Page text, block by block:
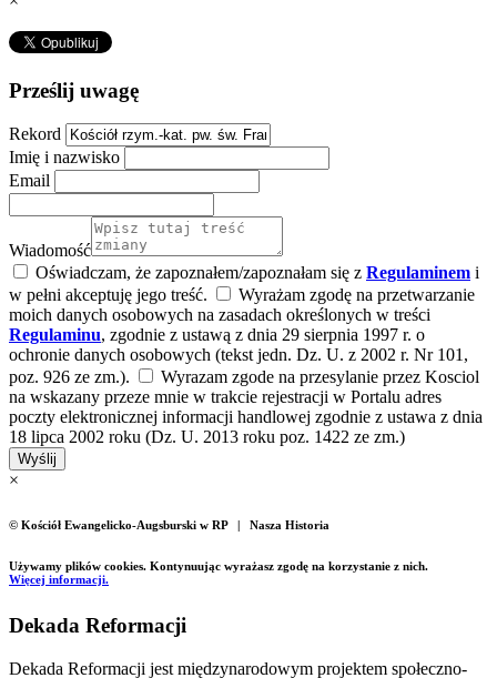
Prześlij uwagę
Rekord
Imię i nazwisko
Email
Wiadomość
Oświadczam, że zapoznałem/zapoznałam się z Regulaminem i
w pełni akceptuję jego treść.
Wyrażam zgodę na przetwarzanie
moich danych osobowych na zasadach określonych w treści
Regulaminu, zgodnie z ustawą z dnia 29 sierpnia 1997 r. o
ochronie danych osobowych (tekst jedn. Dz. U. z 2002 r. Nr 101,
poz. 926 ze zm.).
Wyrazam zgode na przesylanie przez Kosciol
na wskazany przeze mnie w trakcie rejestracji w Portalu adres
poczty elektronicznej informacji handlowej zgodnie z ustawa z dnia
18 lipca 2002 roku (Dz. U. 2013 roku poz. 1422 ze zm.)
Wyślij
×
© Kościół Ewangelicko-Augsburski w RP | Nasza Historia
Używamy plików cookies. Kontynuując wyrażasz zgodę na korzystanie z nich.
Więcej informacji.
Dekada Reformacji
Dekada Reformacji jest międzynarodowym projektem społeczno-